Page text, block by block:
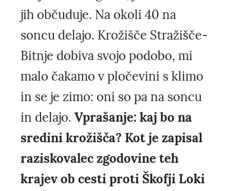
jih občuduje. Na okoli 40 na
soncu delajo. Krožišče Stražišče-
Bitnje dobiva svojo podobo, mi
malo čakamo v pločevini s klimo
in se je zimo: oni so pa na soncu
in delajo. Vprašanje: kaj bo na
sredini krožišča? Kot je zapisal
raziskovalec zgodovine teh
krajev ob cesti proti Škofji Loki